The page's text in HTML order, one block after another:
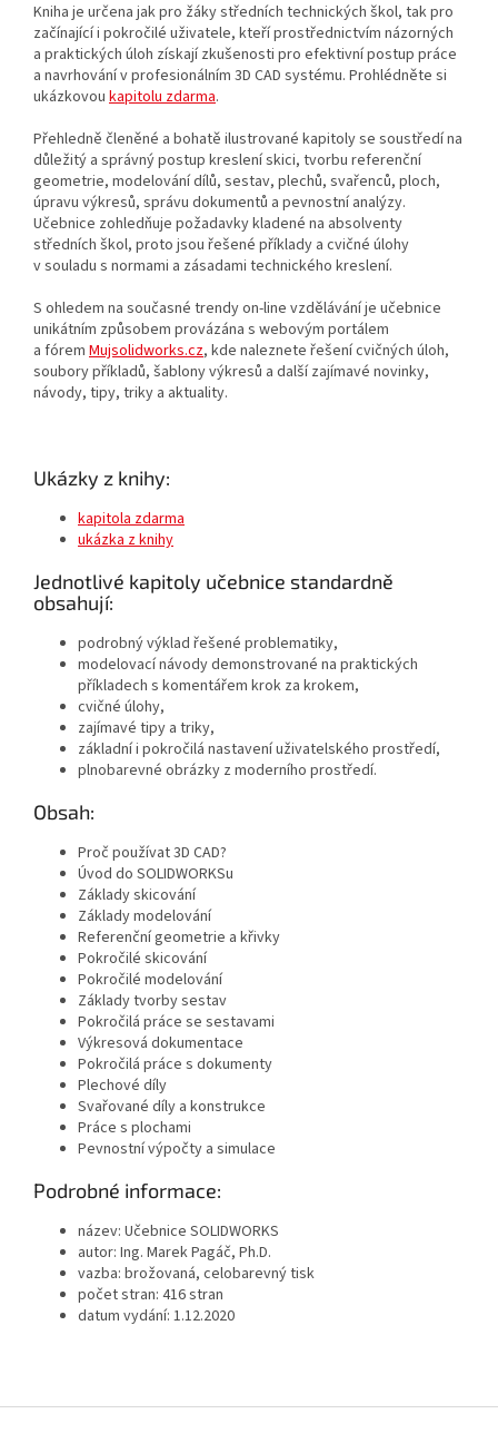
Kniha je určena jak pro žáky středních technických škol, tak pro
začínající i pokročilé uživatele, kteří prostřednictvím názorných
a praktických úloh získají zkušenosti pro efektivní postup práce
a navrhování v profesionálním 3D CAD systému. Prohlédněte si
ukázkovou kapitolu zdarma.
Přehledně členěné a bohatě ilustrované kapitoly se soustředí na
důležitý a správný postup kreslení skici, tvorbu referenční
geometrie, modelování dílů, sestav, plechů, svařenců, ploch,
úpravu výkresů, správu dokumentů a pevnostní analýzy.
Učebnice zohledňuje požadavky kladené na absolventy
středních škol, proto jsou řešené příklady a cvičné úlohy
v souladu s normami a zásadami technického kreslení.
S ohledem na současné trendy on-line vzdělávání je učebnice
unikátním způsobem provázána s webovým portálem
a fórem Mujsolidworks.cz, kde naleznete řešení cvičných úloh,
soubory příkladů, šablony výkresů a další zajímavé novinky,
návody, tipy, triky a aktuality.
Ukázky z knihy:
kapitola zdarma
ukázka z knihy
Jednotlivé kapitoly učebnice standardně
obsahují:
podrobný výklad řešené problematiky,
modelovací návody demonstrované na praktických
příkladech s komentářem krok za krokem,
cvičné úlohy,
zajímavé tipy a triky,
základní i pokročilá nastavení uživatelského prostředí,
plnobarevné obrázky z moderního prostředí.
Obsah:
Proč používat 3D CAD?
Úvod do SOLIDWORKSu
Základy skicování
Základy modelování
Referenční geometrie a křivky
Pokročilé skicování
Pokročilé modelování
Základy tvorby sestav
Pokročilá práce se sestavami
Výkresová dokumentace
Pokročilá práce s dokumenty
Plechové díly
Svařované díly a konstrukce
Práce s plochami
Pevnostní výpočty a simulace
Podrobné informace:
název: Učebnice SOLIDWORKS
autor: Ing. Marek Pagáč, Ph.D.
vazba: brožovaná, celobarevný tisk
počet stran: 416 stran
datum vydání: 1.12.2020